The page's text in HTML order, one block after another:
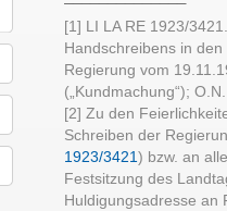
[1] LI LA RE 1923/
Handschreibens in
Regierung vom
(„Kundmachung“);
[2] Zu den
Schreiben der
1923/3421) bzw. an
Festsitzung des
Huldigungsadresse an